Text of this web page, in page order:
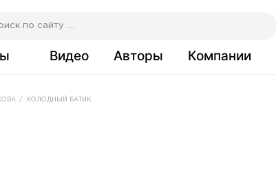
Видео Авторы Компании
/ ХОЛОДНЫЙ БАТИК